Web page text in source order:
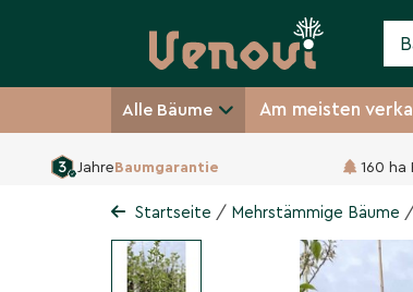
Alle Bäume Am meisten
JahreBaumgarantie 160 ha
Halesia carolina
Startseite / Mehrstämmige Bäume /